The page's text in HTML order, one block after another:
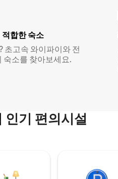
합한 숙소
초고속 와이파이와 전
숙소를 찾아보세요.
인기 편의시설